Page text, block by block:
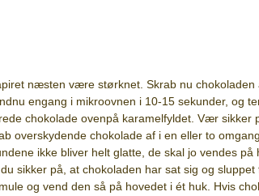
næsten være størknet. Skrab nu chokoladen
engang i mikroovnen i 10-15 sekunder, og
chokolade ovenpå karamelfyldet. Vær sikker
overskydende chokolade af i en eller to
ikke bliver helt glatte, de skal jo vendes på
sikker på, at chokoladen har sat sig og sluppet
og vend den så på hovedet i ét huk. Hvis